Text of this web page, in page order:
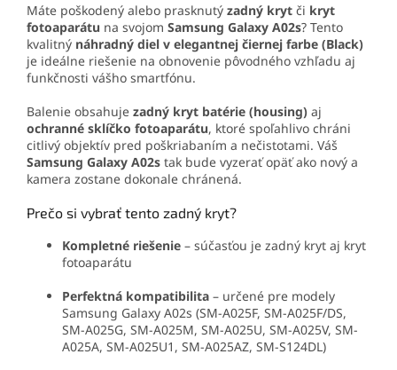
Máte poškodený alebo prasknutý zadný kryt či kryt
fotoaparátu na svojom Samsung Galaxy A02s? Tento
kvalitný náhradný diel v elegantnej čiernej farbe (Black)
je ideálne riešenie na obnovenie pôvodného vzhľadu aj
funkčnosti vášho smartfónu.
Balenie obsahuje zadný kryt batérie (housing) aj
ochranné sklíčko fotoaparátu, ktoré spoľahlivo chráni
citlivý objektív pred poškriabaním a nečistotami. Váš
Samsung Galaxy A02s tak bude vyzerať opäť ako nový a
kamera zostane dokonale chránená.
Prečo si vybrať tento zadný kryt?
Kompletné riešenie – súčasťou je zadný kryt aj kryt
fotoaparátu
Perfektná kompatibilita – určené pre modely
Samsung Galaxy A02s (SM-A025F, SM-A025F/DS,
SM-A025G, SM-A025M, SM-A025U, SM-A025V, SM-
A025A, SM-A025U1, SM-A025AZ, SM-S124DL)